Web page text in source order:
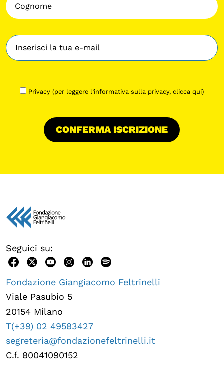
Privacy (per leggere l’informativa sulla privacy, clicca qui)
Seguici su:
Fondazione Giangiacomo Feltrinelli
Viale Pasubio 5
20154 Milano
T(+39) 02 49583427
segreteria@fondazionefeltrinelli.it
C.f. 80041090152